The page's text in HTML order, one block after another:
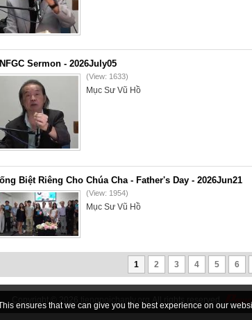
Sermon - 2026July05
(View: 1633)
Mục Sư Vũ Hồ
Biệt Riêng Cho Chúa Cha - Father's Day - 2026Jun21
(View: 1954)
Mục Sư Vũ Hồ
1 2 3 4 5 6
Copyright © 2026 tiengnoichanly.org All rights reserved
ensures that we can give you the best experience on our